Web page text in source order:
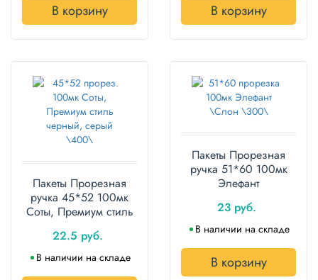
В корзину В корзину
Пакеты Прорезная
ручка 45*52 100мк
Соты, Премиум стиль
22.5 руб.
В наличии на складе
Пакеты Прорезная
ручка 51*60 100мк
Элефант
23 руб.
В наличии на складе
В корзину